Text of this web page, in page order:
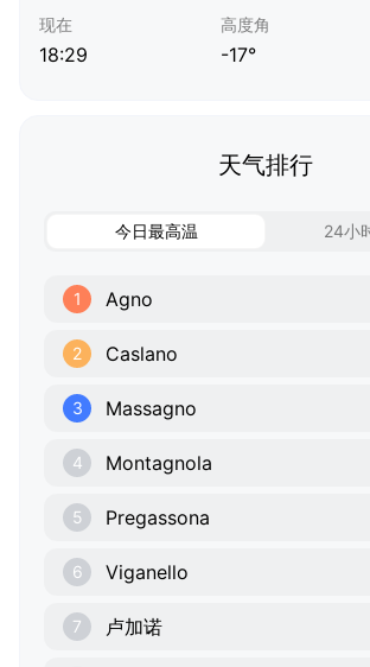
现在
18:29
高度角
-17°
天气排行
今日最高温 24小
1 Agno
2 Caslano
3 Massagno
4 Montagnola
5 Pregassona
6 Viganello
7 卢加诺